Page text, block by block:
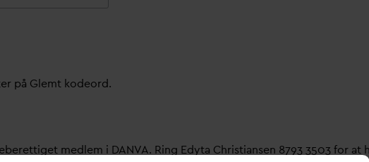
på Glemt kodeord.
medlem i DANVA. Ring Edyta Christiansen 8793 3503 for at